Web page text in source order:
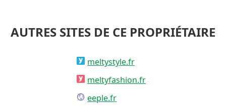
AUTRES SITES DE CE PROPRIÉTAIRE
meltystyle.fr
meltyfashion.fr
eeple.fr